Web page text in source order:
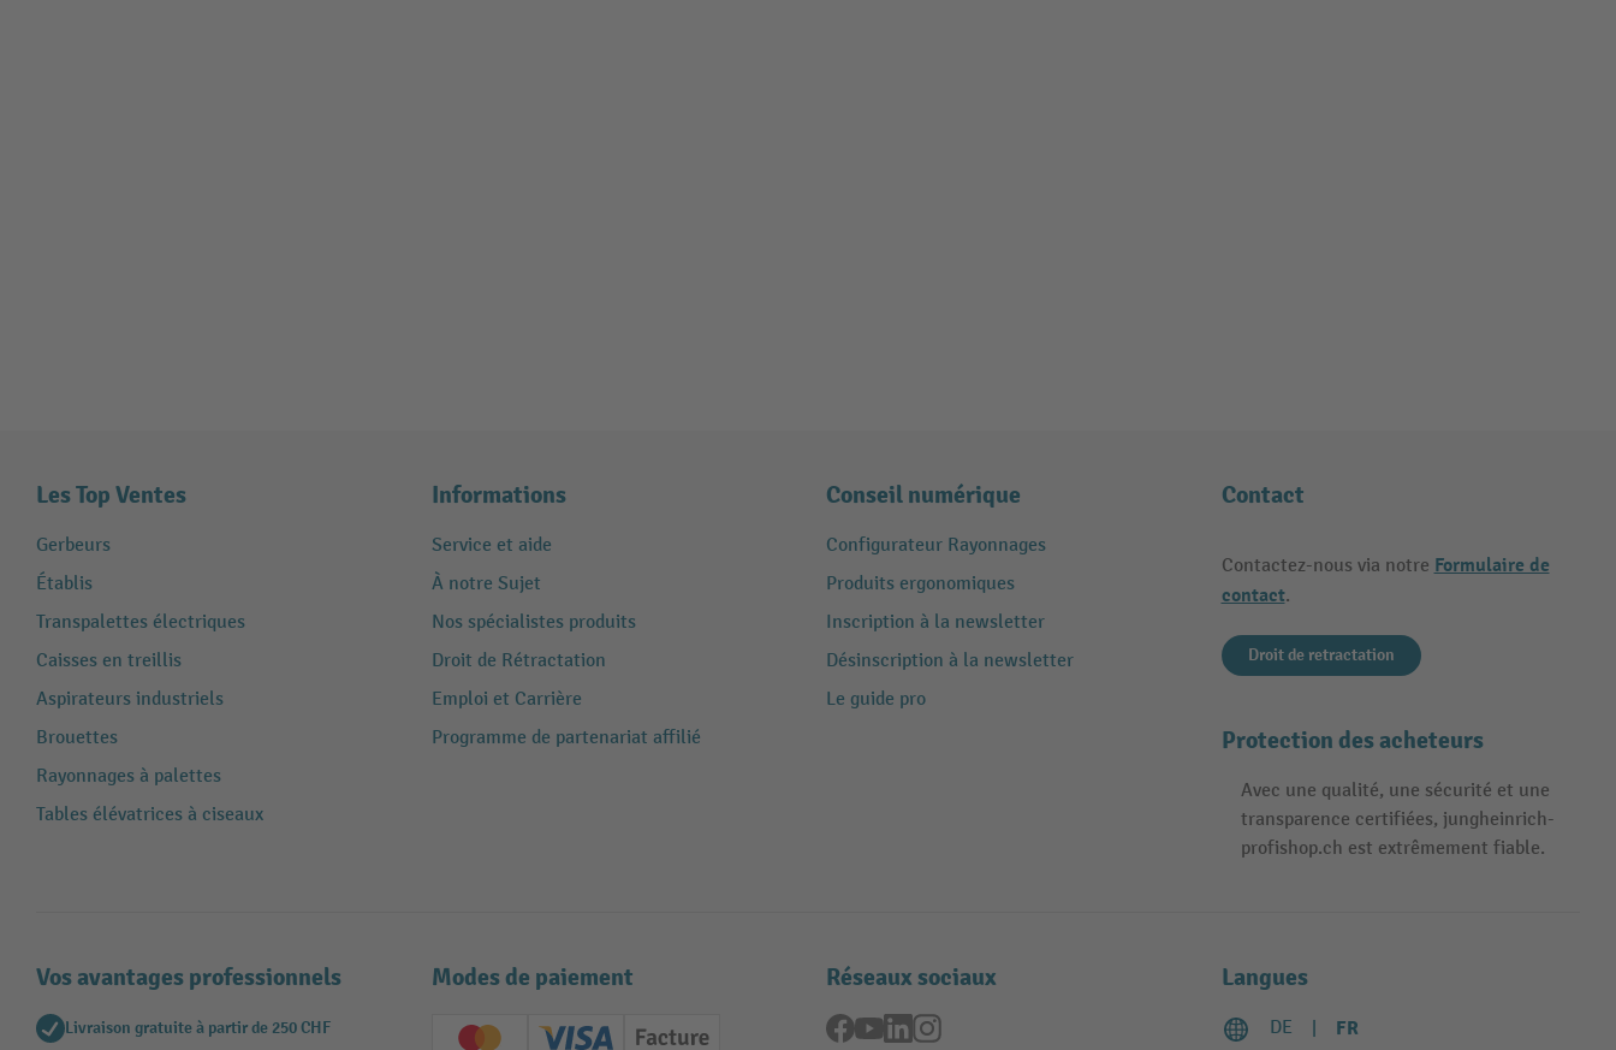
Les Top Ventes
Gerbeurs
Établis
Transpalettes électriques
Caisses en treillis
Aspirateurs industriels
Brouettes
Rayonnages à palettes
Tables élévatrices à ciseaux
Informations
Service et aide
À notre Sujet
Nos spécialistes produits
Droit de Rétractation
Emploi et Carrière
Programme de partenariat affilié
Conseil numérique
Configurateur Rayonnages
Produits ergonomiques
Inscription à la newsletter
Désinscription à la newsletter
Le guide pro
Contact
Contactez-nous via notre Formulaire de
contact.
Droit de retractation
Protection des acheteurs
Avec une qualité, une sécurité et une
transparence certifiées, jungheinrich-
profishop.ch est extrêmement fiable.
Vos avantages professionnels
Livraison gratuite à partir de 250 CHF
Modes de paiement Réseaux sociaux
Facebook
YouTubeLinkedInInstagram
Langues
DE FR